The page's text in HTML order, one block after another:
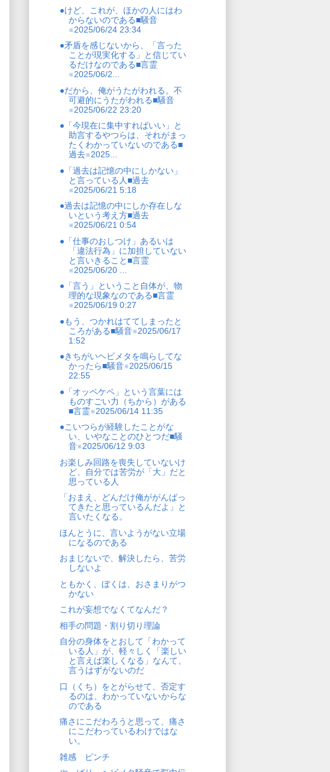
●けど、これが、ほかの人にはわ
からないのである■騒音
※2025/06/24 23:34
●矛盾を感じないから、「言った
ことが現実化する」と信じてい
るだけなのである■言霊
※2025/06/2...
●だから、俺がうたがわれる。不
可避的にうたがわれる■騒音
※2025/06/22 23:20
●「今現在に集中すればいい」と
助言するやつらは、それがまっ
たくわかっていないのである■
過去※2025...
●「過去は記憶の中にしかない」
と言っている人■過去
※2025/06/21 5:18
●過去は記憶の中にしか存在しな
いという考え方■過去
※2025/06/21 0:54
●「仕事のおしつけ」あるいは
「違法行為」に加担していない
と言いきること■言霊
※2025/06/20 ...
●「言う」ということ自体が、物
理的な現象なのである■言霊
※2025/06/19 0:27
●もう、つかれはててしまったと
ころがある■騒音※2025/06/17
1:52
●きちがいヘビメタを鳴らしてな
かったら■騒音※2025/06/15
22:55
●「オッペケペ」という言葉には
ものすごい力（ちから）がある
■言霊※2025/06/14 11:35
●こいつらが経験したことがな
い、いやなことのひとつだ■騒
音※2025/06/12 9:03
お楽しみ回路を喪失していないけ
ど、自分では苦労が「大」だと
思っている人
「おまえ、どんだけ俺ががんばっ
てきたと思っているんだよ」と
言いたくなる。
ほんとうに、言いようがない立場
になるのである
おまじないで、解決したら、苦労
しないよ
ともかく、ぼくは、おさまりがつ
かない
これが妄想でなくてなんだ？
相手の問題・割り切り理論
自分の身体をとおして「わかって
いる人」が、軽々しく「楽しい
と言えば楽しくなる」なんて、
言うはずがないのだ
口（くち）をとがらせて、否定す
るのは、わかっていないからな
のである
痛さにこだわろうと思って、痛さ
にこだわっているわけではな
い。
雑感 ピンチ